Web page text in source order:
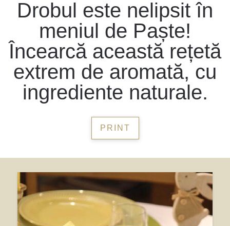
Drobul este nelipsit în
meniul de Paște!
Încearcă această rețetă
extrem de aromată, cu
ingrediente naturale.
PRINT